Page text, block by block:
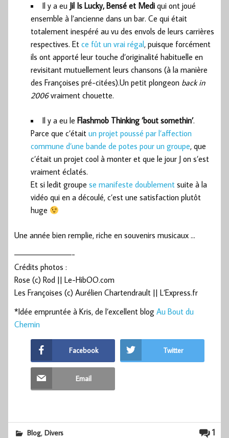
Il y a eu Jil Is Lucky, Bensé et Medi qui ont joué
ensemble à l’ancienne dans un bar. Ce qui était
totalement inespéré au vu des envols de leurs carrières
respectives. Et ce fût un vrai régal, puisque forcément
ils ont apporté leur touche d’originalité habituelle en
revisitant mutuellement leurs chansons (à la manière
des Françoises pré-citées).Un petit plongeon back in
2006vraiment chouette.
Il y a eu le Flashmob Thinking ’bout somethin’.
Parce que c’était un projet poussé par l’affection
commune d’une bande de potes pour un groupe, que
c’était un projet cool à monter et que le jour J on s’est
vraiment éclatés.
Et si ledit groupe se manifeste doublement suite à la
vidéo qui en a découlé, c’est une satisfaction plutôt
huge
Une année bien remplie, riche en souvenirs musicaux …
————————-
Crédits photos :
Rose (c) Rod || Le-HibOO.com
Les Françoises (c) Aurélien Chartendrault || L’Express.fr
*Idée empruntée à Kris, de l’excellent blog Au Bout du
Chemin
Facebook Twitter
Email
1
Blog,Divers